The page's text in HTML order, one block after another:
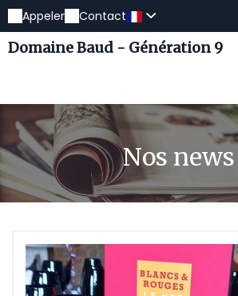
Appeler Contact
Domaine Baud - Génération 9
Nos news